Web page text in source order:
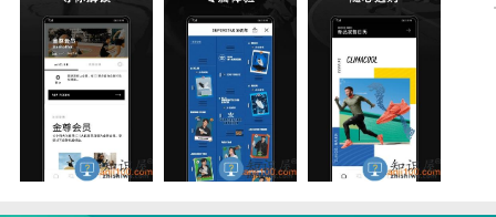
1、最近想健身，买双好穿的运动鞋，朋友给我安利的
这个软件，说可以直接在软件上买，不用花时间去实体
店里，也不用找代购怕被骗。软件上的鞋子款式非常
全，尺码也非常多，我挑了一双自己喜欢的。下单之后
非常快就寄到了我家，体验特别棒！
2、最靠谱的阿迪达斯品牌购物手机app，里面的各类产
品信息非常全面，包括最新的鞋子、衣服还有阿迪周边